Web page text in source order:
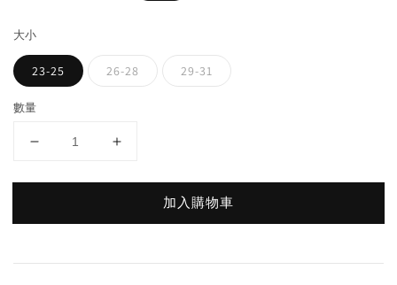
大小
23-25 26-28 29-31
數量
加入購物車